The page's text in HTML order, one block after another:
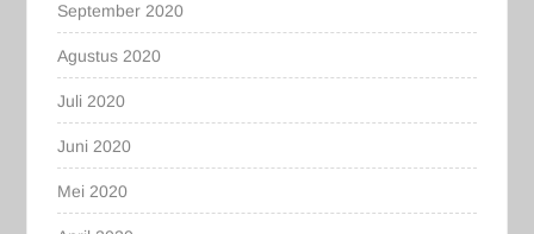
September 2020
Agustus 2020
Juli 2020
Juni 2020
Mei 2020